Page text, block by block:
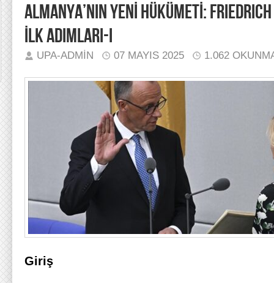
ALMANYA’NIN YENİ HÜKÜMETİ:
İLK ADIMLARI-I
UPA-ADMIN 07 MAYIS 2025 1.062
Giriş